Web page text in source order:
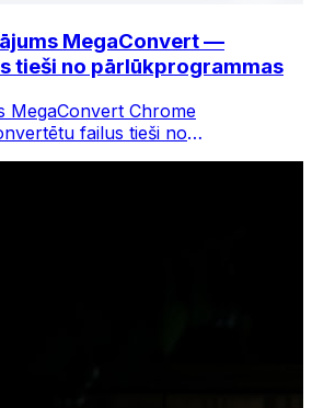
MegaConvert —
tieši no pārlūkprogrammas
MegaConvert Chrome
failus tieši no